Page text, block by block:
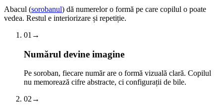
Abacul (sorobanul) dă numerelor o formă pe care copilul o poate
vedea. Restul e interiorizare și repetiție.
01 →
Numărul devine imagine
Pe soroban, fiecare număr are o formă vizuală clară. Copilul
nu memorează cifre abstracte, ci configurații de bile.
02 →